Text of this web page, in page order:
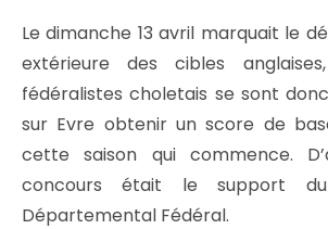
publication :
Le dimanche 13 avril marquait le
extérieure des cibles
fédéralistes choletais se sont
sur Evre obtenir un score de
cette saison qui commence.
concours était le support du
Départemental Fédéral.